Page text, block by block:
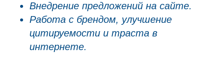
Внедрение предложений на сайте.
Работа с брендом, улучшение
цитируемости и траста в
интернете.